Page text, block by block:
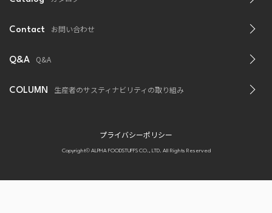
Contact お問い合わせ
Q&A Q&A
COLUMN 生産者のサスティナビリティの取り組み
プライバシーポリシー
Copyright© ALPHA FOODSTUFFS CO., LTD. All Rights Reserved